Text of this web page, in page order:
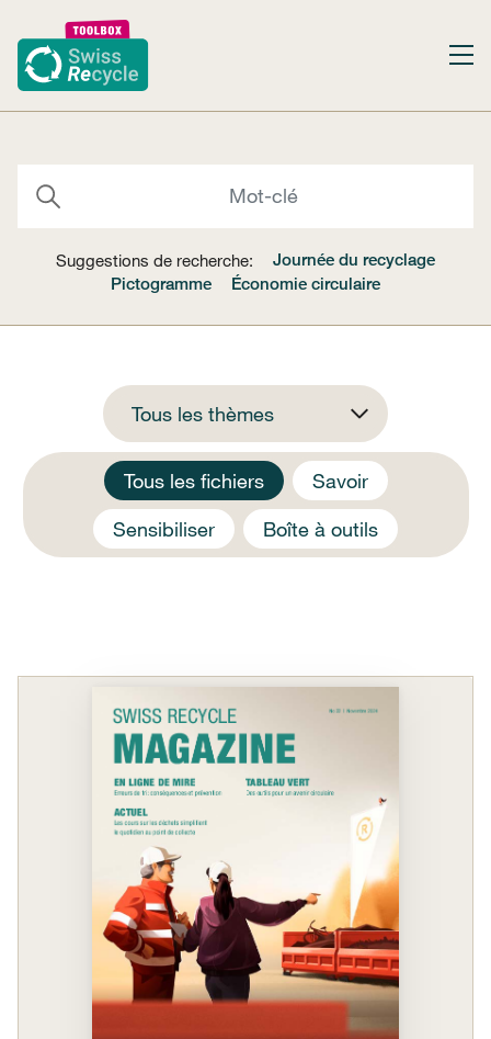
Suggestions de recherche:
Journée du recyclage
Pictogramme
Économie circulaire
Tous les thèmes
Tous les fichiers
Savoir
Sensibiliser
Boîte à outils